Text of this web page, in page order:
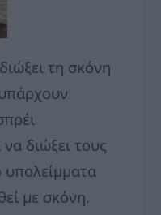
τη σκόνη
διώξει τους
με σκόνη.